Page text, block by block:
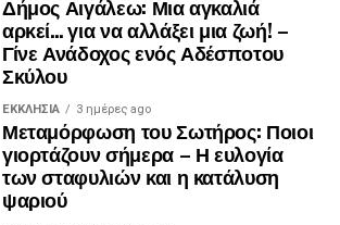
Δήμος Αιγάλεω: Μια αγκαλιά
αρκεί… για να αλλάξει μια ζωή! –
Γίνε Ανάδοχος ενός Αδέσποτου
Σκύλου
ΕΚΚΛΗΣΊΑ 3 ημέρες ago
Μεταμόρφωση του Σωτήρος: Ποιοι
γιορτάζουν σήμερα – Η ευλογία
των σταφυλιών και η κατάλυση
ψαριού